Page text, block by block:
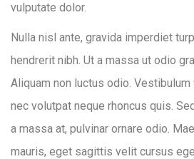
vulputate dolor.
Nulla nisl ante, gravida imperdiet
hendrerit nibh. Ut a massa ut odio
Aliquam non luctus odio.
nec volutpat neque rhoncus quis.
a massa at, pulvinar ornare odio.
mauris, eget sagittis velit cursus